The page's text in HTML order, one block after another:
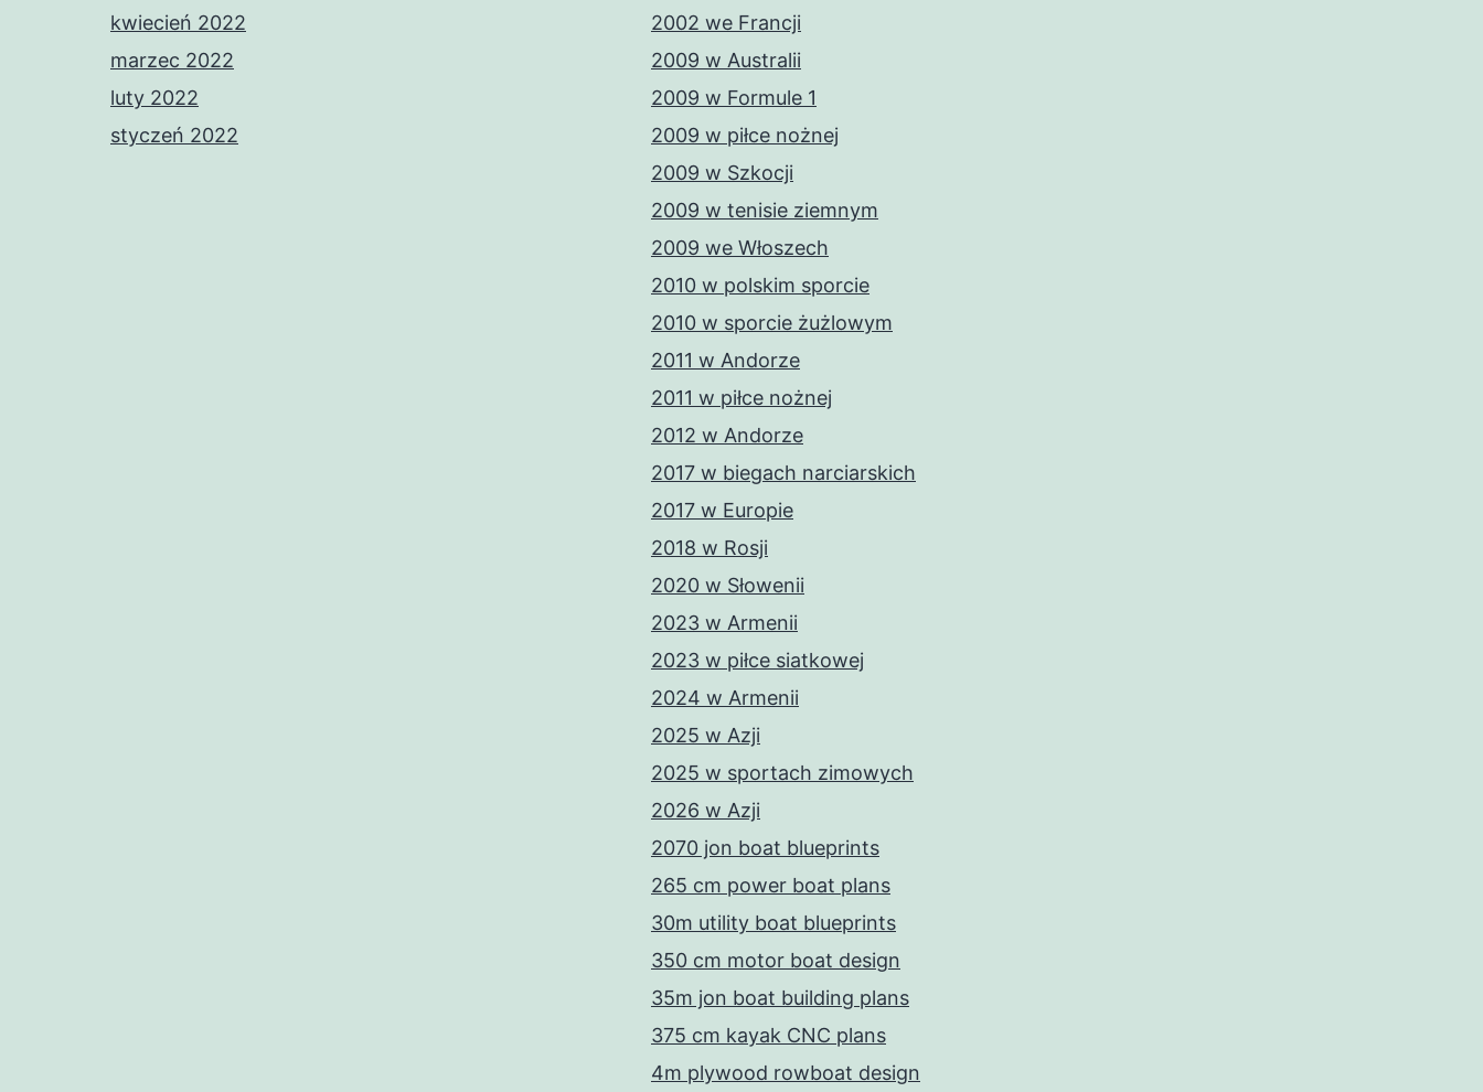
kwiecień 2022
marzec 2022
luty 2022
styczeń 2022
2002 we Francji
2009 w Australii
2009 w Formule 1
2009 w piłce nożnej
2009 w Szkocji
2009 w tenisie ziemnym
2009 we Włoszech
2010 w polskim sporcie
2010 w sporcie żużlowym
2011 w Andorze
2011 w piłce nożnej
2012 w Andorze
2017 w biegach narciarskich
2017 w Europie
2018 w Rosji
2020 w Słowenii
2023 w Armenii
2023 w piłce siatkowej
2024 w Armenii
2025 w Azji
2025 w sportach zimowych
2026 w Azji
2070 jon boat blueprints
265 cm power boat plans
30m utility boat blueprints
350 cm motor boat design
35m jon boat building plans
375 cm kayak CNC plans
4m plywood rowboat design